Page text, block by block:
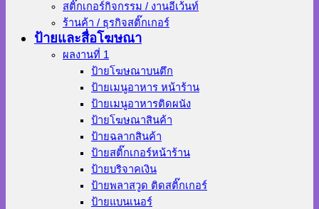
สติ๊กเกอร์กิจกรรม / งานอีเว้นท์
ร้านค้า / ธุรกิจสติ๊กเกอร์
ป้ายและสื่อโฆษณา
ผลงานที่ 1
ป้ายโฆษณาบนตึก
ป้ายเมนูอาหาร หน้าร้าน
ป้ายเมนูอาหารติดผนัง
ป้ายโฆษณาสินค้า
ป้ายฉลากสินค้า
ป้ายสติ๊กเกอร์หน้าร้าน
ป้ายบริจาคเงิน
ป้ายพลาสวูด ติดสติ๊กเกอร์
ป้ายแบนเนอร์